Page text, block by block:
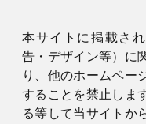
本サイトに掲載さ
告・デザイン等）に
り、他のホームペー
することを禁止しま
る等して当サイトか